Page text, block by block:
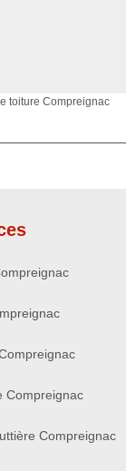
toiture Compreignac
Compreignac
Compreignac